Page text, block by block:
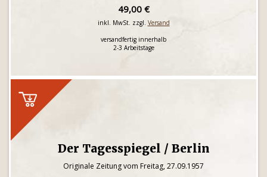
49,00 €
inkl. MwSt. zzgl. Versand
versandfertig innerhalb
2-3 Arbeitstage
Der Tagesspiegel / Berlin
Originale Zeitung vom Freitag, 27.09.1957